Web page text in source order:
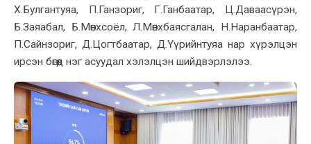
Х.Булгантуяа, П.Ганзориг, Г.Ганбаатар, Ц.Даваасүрэн,
Б.Заяабал, Б.Мөнхсоёл, Л.Мөнхбаясгалан, Н.Наранбаатар,
П.Сайнзориг, Д.Цогтбаатар, Д.Үүрийнтуяа нар хүрэлцэн
ирсэн бөгөөд нэг асуудал хэлэлцэн шийдвэрлэлээ.